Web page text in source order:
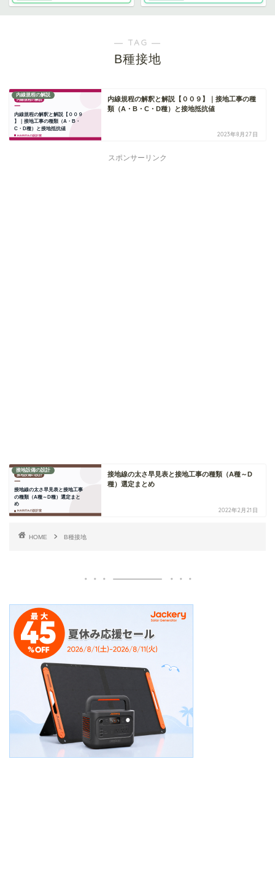
― TAG ―
B種接地
内線規程の解説
内線規程の解釈と解説【００９】｜接地工事の種
類（A・B・C・D種）と接地抵抗値
2023年8月27日
スポンサーリンク
接地設備の設計
接地線の太さ早見表と接地工事の種類（A種～D
種）選定まとめ
2022年2月21日
HOME B種接地